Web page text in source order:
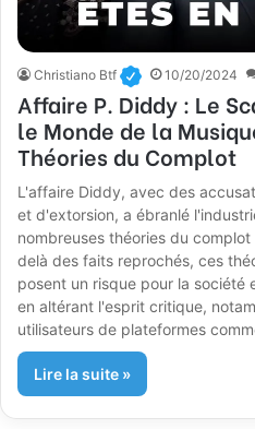
Christiano Btf 10/20/2024
Affaire P. Diddy : Le
le Monde de la
Théories du Complot
L'affaire Diddy, avec des
et d'extorsion, a ébranlé
nombreuses théories du
delà des faits reprochés, ces
posent un risque pour la société
en altérant l'esprit critique,
utilisateurs de plateformes
Lire la suite »